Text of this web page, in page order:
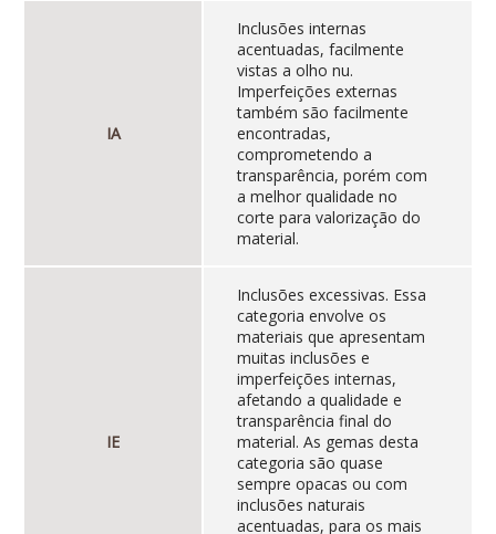
IA
Inclusões internas
acentuadas, facilmente
vistas a olho nu.
Imperfeições externas
também são facilmente
encontradas,
comprometendo a
transparência, porém com
a melhor qualidade no
corte para valorização do
material.
IE
Inclusões excessivas. Essa
categoria envolve os
materiais que apresentam
muitas inclusões e
imperfeições internas,
afetando a qualidade e
transparência final do
material. As gemas desta
categoria são quase
sempre opacas ou com
inclusões naturais
acentuadas, para os mais